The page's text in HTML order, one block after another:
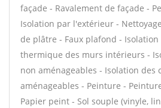
façade - Ravalement de façade -
Isolation par l'extérieur -
de plâtre - Faux plafond -
thermique des murs intérieurs -
non aménageables - Isolation des
aménageables - Peinture -
Papier peint - Sol souple (vinyle,